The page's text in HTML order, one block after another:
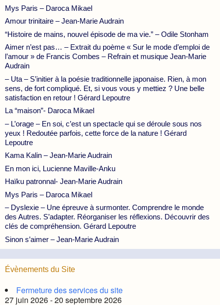
Mys Paris – Daroca Mikael
Amour trinitaire – Jean-Marie Audrain
“Histoire de mains, nouvel épisode de ma vie.” – Odile Stonham
Aimer n’est pas… – Extrait du poème « Sur le mode d’emploi de
l’amour » de Francis Combes – Refrain et musique Jean-Marie
Audrain
– Uta – S’initier à la poésie traditionnelle japonaise. Rien, à mon
sens, de fort compliqué. Et, si vous vous y mettiez ? Une belle
satisfaction en retour ! Gérard Lepoutre
La “maison”- Daroca Mikael
– L’orage – En soi, c’est un spectacle qui se déroule sous nos
yeux ! Redoutée parfois, cette force de la nature ! Gérard
Lepoutre
Kama Kalin – Jean-Marie Audrain
En mon ici, Lucienne Maville-Anku
Haïku patronnal- Jean-Marie Audrain
Mys Paris – Daroca Mikael
– Dyslexie – Une épreuve à surmonter. Comprendre le monde
des Autres. S’adapter. Réorganiser les réflexions. Découvrir des
clés de compréhension. Gérard Lepoutre
Sinon s’aimer – Jean-Marie Audrain
Évènements du Site
Fermeture des services du site
27 juin 2026 - 20 septembre 2026